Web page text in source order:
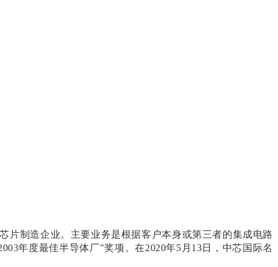
片制造企业。主要业务是根据客户本身或第三者的集成电路
年度最佳半导体厂"奖项。在2020年5月13日，中芯国际名